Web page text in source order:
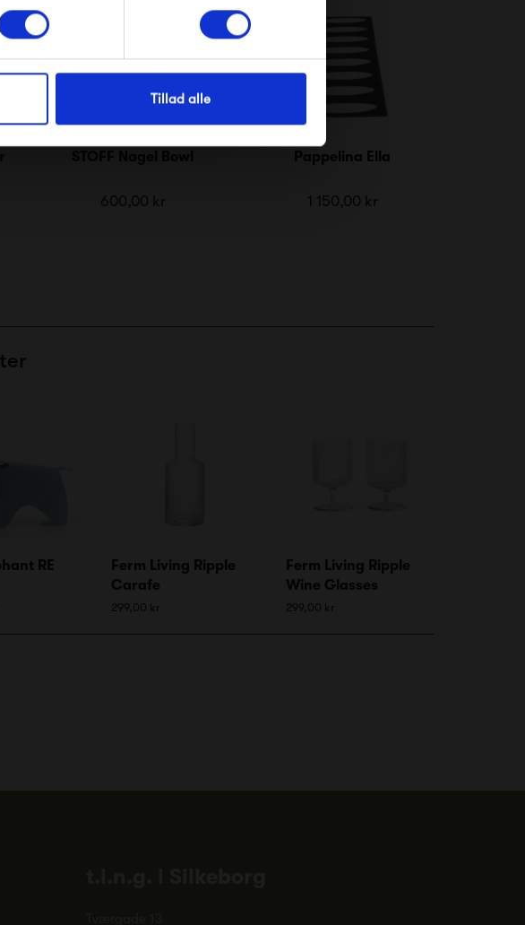
Tillad alle
600,00 kr
Pappelina Ella
1 150,00 kr
RE
Ferm Living Ripple
Carafe
299,00 kr
Ferm Living Ripple
Wine Glasses
299,00 kr
du at modtage e-
ikke rabat.